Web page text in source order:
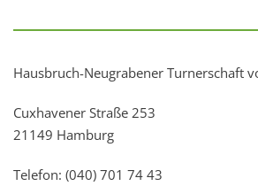
Hausbruch-Neugrabener Turnerschaft
Cuxhavener Straße 253
21149 Hamburg
Telefon: (040) 701 74 43